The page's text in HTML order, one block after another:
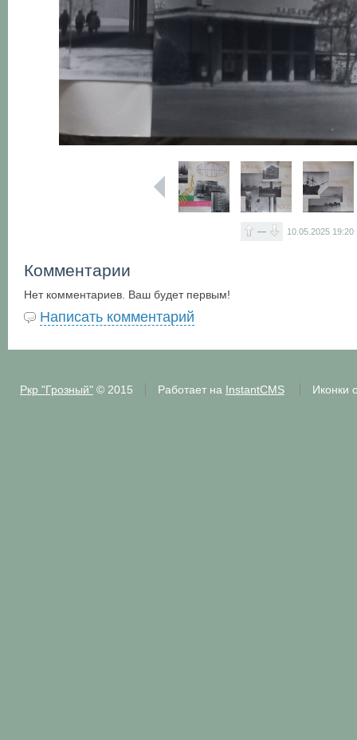
— 10.05.2025 19:20
Комментарии
Нет комментариев. Ваш будет первым!
Написать комментарий
Ркр "Грозный"© 2015 Работает на InstantCMS Иконки